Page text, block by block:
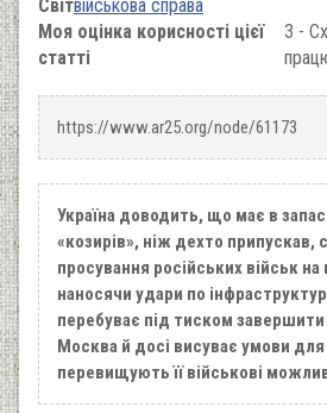
Світвійськова справа
Моя оцінка корисності цієї
статті
3 -
https://www.ar25.org/node/61173
Україна доводить, що має в
«козирів», ніж дехто припускав,
просування російських військ на
наносячи удари по
перебуває під тиском завершити
Москва й досі висуває умови для
перевищують її військові